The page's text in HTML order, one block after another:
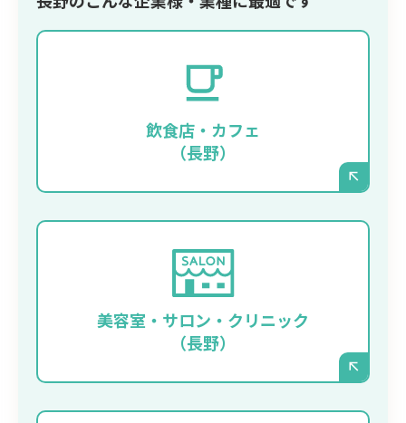
飲食店・カフェ
（長野）
季節限定メニューの写真やイベント情報を、
タイムリーに、そして美しく発信したいお店
に最適です。スタッフの方がスマートフォン
からでも手軽に更新できます。
美容室・サロン・クリニック
（長野）
施術事例のビフォーアフター写真や、キャン
ペーン情報を頻繁に更新したい場合に強みを
発揮します。洗練されたデザインで、お店の
ブランディングを強力に後押しします。